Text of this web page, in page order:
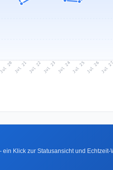
Jul 20 Jul 21 Jul 22 Jul 23 Jul 24Jul 25 Jul 26Jul 27
Klick zur Statusansicht und Echtzeit-